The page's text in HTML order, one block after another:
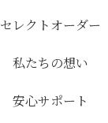
セレクトオーダー
私たちの想い
安心サポート